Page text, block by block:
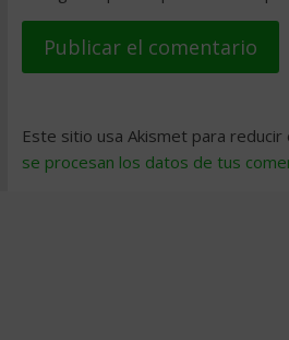
Este sitio usa Akismet para reducir
se procesan los datos de tus